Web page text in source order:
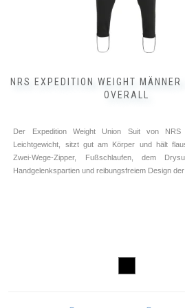
NRS EXPEDITION WEIGHT MÄNNER
OVERALL
Der Expedition Weight Union Suit von
Leichtgewicht, sitzt gut am Körper und hält
Zwei-Wege-Zipper, Fußschlaufen, dem
Handgelenkspartien und reibungsfreiem Design der